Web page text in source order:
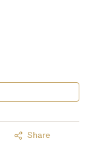
Share